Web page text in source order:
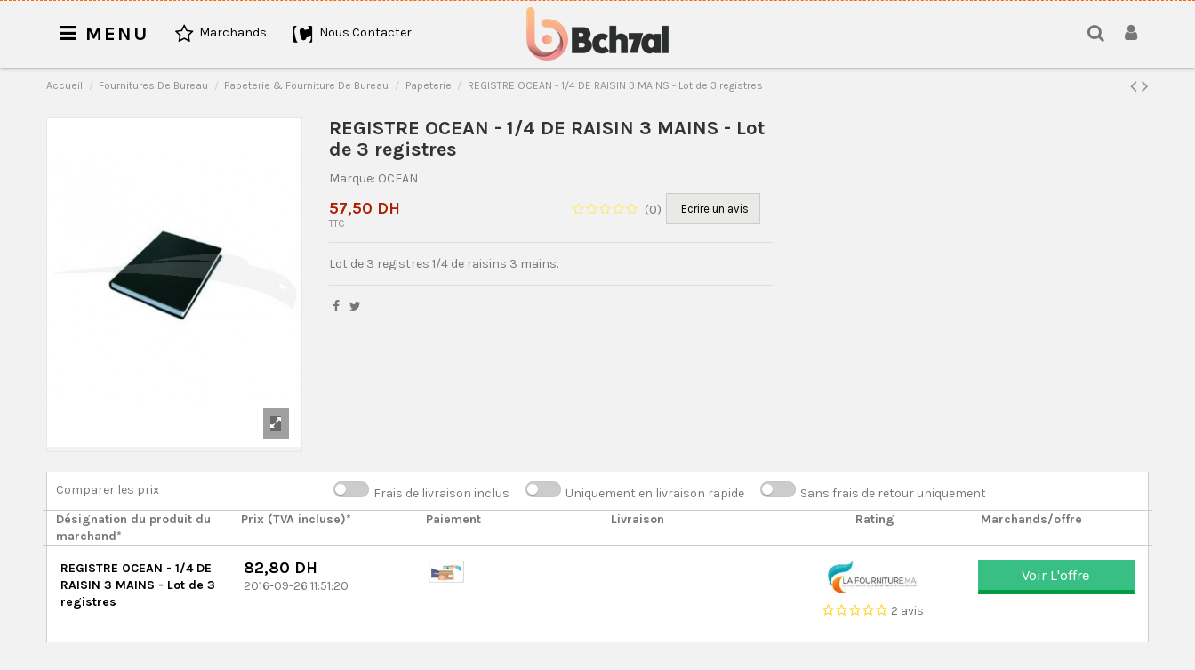
MENU Marchands Nous Contacter
Accueil Fournitures De Bureau Papeterie & Fourniture De Bureau Papeterie REGISTRE OCEAN - 1/4 DE RAISIN 3 MAINS - Lot de 3 registres
REGISTRE OCEAN - 1/4 DE RAISIN 3 MAINS - Lot
de 3 registres
Marque: OCEAN
(0) Ecrire un avis
57,50 DH
TTC
Lot de 3 registres 1/4 de raisins 3 mains.
Comparer les prix Frais de livraison inclus Uniquement en livraison rapide
Sans frais de retour uniquement
Désignation du produit du
marchand*
Prix (TVA incluse)* Paiement Livraison Rating Marchands/offre
REGISTRE OCEAN - 1/4 DE
RAISIN 3 MAINS - Lot de 3
registres
82,80 DH
2016-09-26 11:51:20
2 avis
Voir L'offre